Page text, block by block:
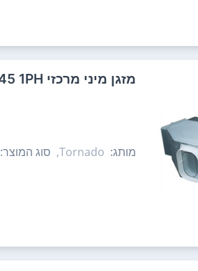
‏מזגן מיני מרכזי Tornado WV INV Pro SQ 45 1PH ‏4.0 ‏כ"ס טורנדו
מותג: Tornado, סוג המוצר: